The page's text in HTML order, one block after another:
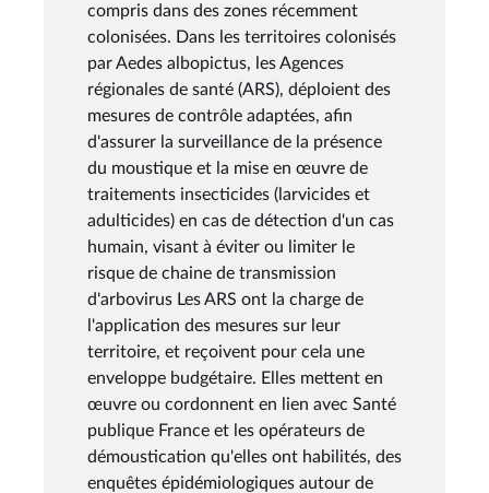
compris dans des zones récemment
colonisées. Dans les territoires colonisés
par Aedes albopictus, les Agences
régionales de santé (ARS), déploient des
mesures de contrôle adaptées, afin
d'assurer la surveillance de la présence
du moustique et la mise en œuvre de
traitements insecticides (larvicides et
adulticides) en cas de détection d'un cas
humain, visant à éviter ou limiter le
risque de chaine de transmission
d'arbovirus Les ARS ont la charge de
l'application des mesures sur leur
territoire, et reçoivent pour cela une
enveloppe budgétaire. Elles mettent en
œuvre ou cordonnent en lien avec Santé
publique France et les opérateurs de
démoustication qu'elles ont habilités, des
enquêtes épidémiologiques autour de